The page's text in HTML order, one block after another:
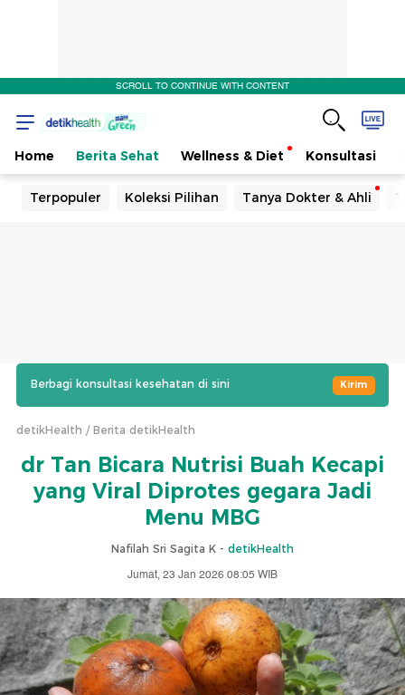
SCROLL TO CONTINUE WITH CONTENT
Home Berita Sehat Wellness & Diet Konsultasi
Terpopuler Koleksi Pilihan Tanya Dokter & Ahli
Berbagi konsultasi kesehatan di sini Kirim
detikHealth Berita detikHealth
dr Tan Bicara Nutrisi Buah Kecapi
yang Viral Diprotes gegara Jadi
Menu MBG
Nafilah Sri Sagita K - detikHealth
Jumat, 23 Jan 2026 08:05 WIB